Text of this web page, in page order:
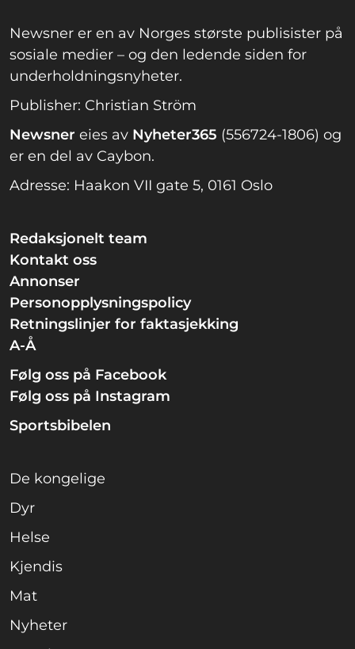
Newsner er en av Norges største publisister på
sosiale medier – og den ledende siden for
underholdningsnyheter.
Publisher: Christian Ström
Newsner eies av Nyheter365 (556724-1806) og
er en del av Caybon.
Adresse: Haakon VII gate 5, 0161 Oslo
Redaksjonelt team
Kontakt oss
Annonser
Personopplysningspolicy
Retningslinjer for faktasjekking
A-Å
Følg oss på Facebook
Følg oss på Instagram
Sportsbibelen
De kongelige
Dyr
Helse
Kjendis
Mat
Nyheter